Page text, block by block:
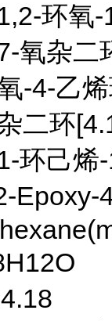
环氧-
氧杂二
-4-乙
二环
环己烯
Epoxy-